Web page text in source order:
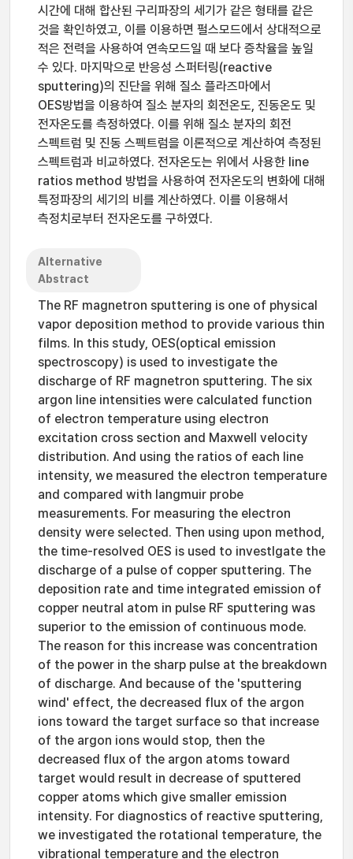
시간에 대해 합산된 구리파장의 세기가 같은 형태를 같은
것을 확인하였고, 이를 이용하면 펄스모드에서 상대적으로
적은 전력을 사용하여 연속모드일 때 보다 증착율을 높일
수 있다. 마지막으로 반응성 스퍼터링(reactive
sputtering)의 진단을 위해 질소 플라즈마에서
OES방법을 이용하여 질소 분자의 회전온도, 진동온도 및
전자온도를 측정하였다. 이를 위해 질소 분자의 회전
스펙트럼 및 진동 스펙트럼을 이론적으로 계산하여 측정된
스펙트럼과 비교하였다. 전자온도는 위에서 사용한 line
ratios method 방법을 사용하여 전자온도의 변화에 대해
특정파장의 세기의 비를 계산하였다. 이를 이용해서
측정치로부터 전자온도를 구하였다.
Alternative
Abstract
The RF magnetron sputtering is one of physical
vapor deposition method to provide various thin
films. In this study, OES(optical emission
spectroscopy) is used to investigate the
discharge of RF magnetron sputtering. The six
argon line intensities were calculated function
of electron temperature using electron
excitation cross section and Maxwell velocity
distribution. And using the ratios of each line
intensity, we measured the electron temperature
and compared with langmuir probe
measurements. For measuring the electron
density were selected. Then using upon method,
the time-resolved OES is used to investlgate the
discharge of a pulse of copper sputtering. The
deposition rate and time integrated emission of
copper neutral atom in pulse RF sputtering was
superior to the emission of continuous mode.
The reason for this increase was concentration
of the power in the sharp pulse at the breakdown
of discharge. And because of the 'sputtering
wind' effect, the decreased flux of the argon
ions toward the target surface so that increase
of the argon ions would stop, then the
decreased flux of the argon atoms toward
target would result in decrease of sputtered
copper atoms which give smaller emission
intensity. For diagnostics of reactive sputtering,
we investigated the rotational temperature, the
vibrational temperature and the electron